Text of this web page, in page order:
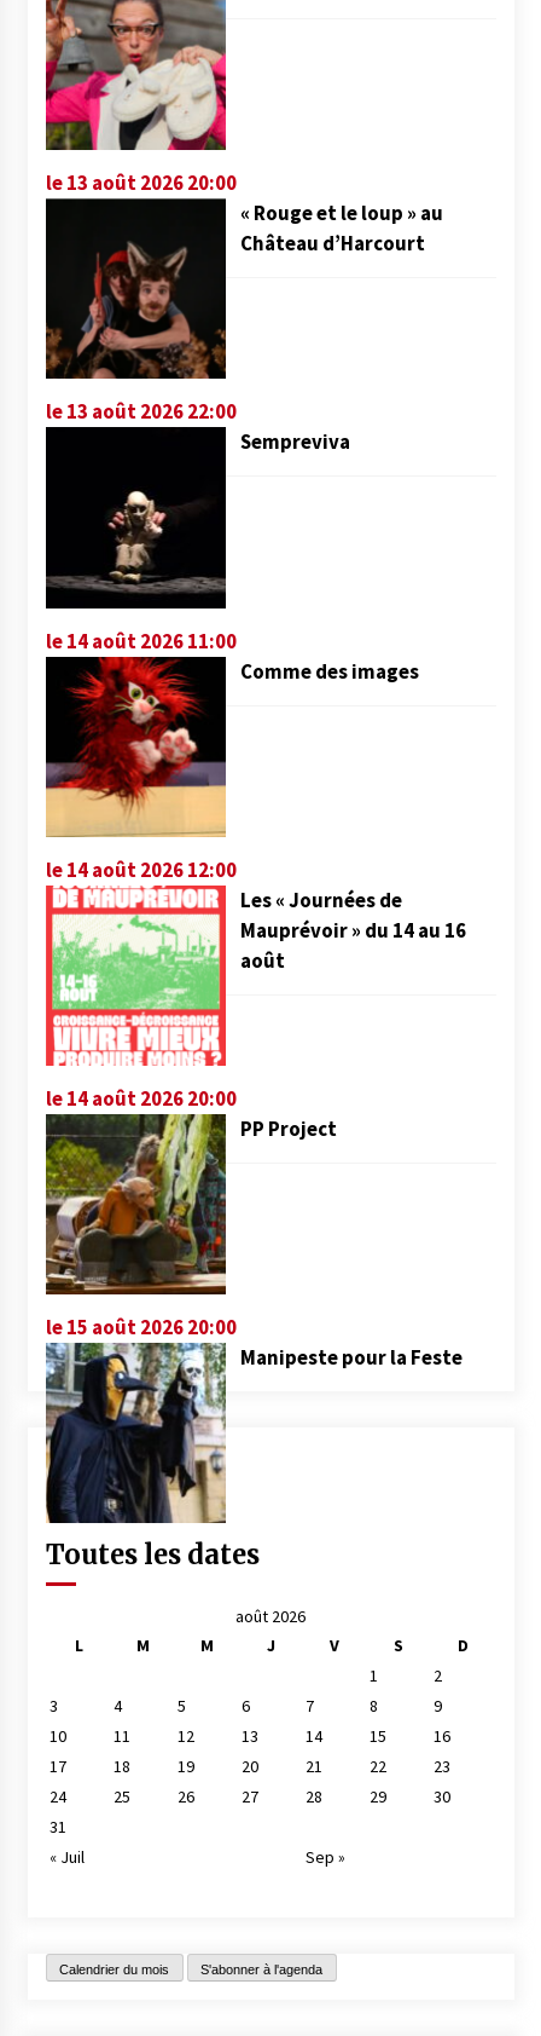
le 13 août 2026 20:00
« Rouge et le loup » au
Château d’Harcourt
le 13 août 2026 22:00
Sempreviva
le 14 août 2026 11:00
Comme des images
le 14 août 2026 12:00
Les « Journées de
Mauprévoir » du 14 au 16
août
le 14 août 2026 20:00
PP Project
le 15 août 2026 20:00
Manipeste pour la Feste
Toutes les dates
août 2026
L
M M J V S
D
1
2
3
4 5 6 7 8
9
10
11 12 13 14 15
16
17
18 19 20 21 22
23
24
25 26 27 28 29
30
31
« Juil
Sep »
Calendrier du mois S'abonner à l'agenda